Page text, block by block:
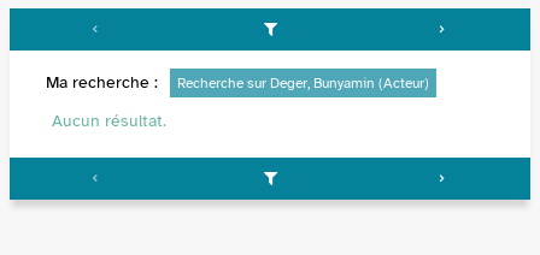
Ma recherche : Recherche sur Deger, Bunyamin (Acteur)
Aucun résultat.